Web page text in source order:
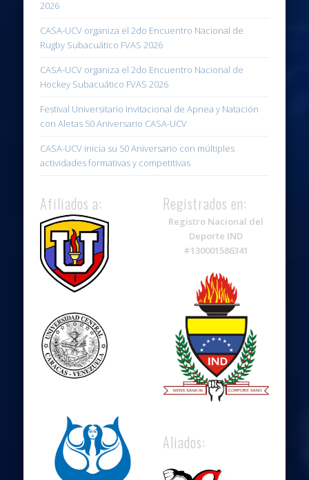
2026
CASA-UCV organiza el 2do Encuentro Nacional de
Rugby Subacuático FVAS 2026
CASA-UCV organiza el 2do Encuentro Nacional de
Hockey Subacuático FVAS 2026
Festival Universitario Invitacional de Apnea y Natación
con Aletas 50 Aniversario CASA-UCV
CASA-UCV inicia su 50 Aniversario con múltiples
actividades formativas y competitivas
Afiliados a: Registrados en:
Registro Nacional del
Deporte IND
#130001586341
Aliados: